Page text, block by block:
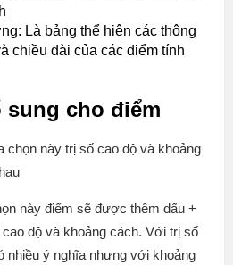
Là bảng thể hiện các thông
chiều dài của các điểm tính
sung cho điểm
này trị số cao độ và khoảng
này điểm sẽ được thêm dấu +
độ và khoảng cách. Với trị số
nhiều ý nghĩa nhưng với khoảng